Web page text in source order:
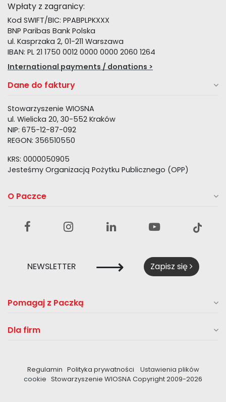
Wpłaty z zagranicy:
Kod SWIFT/BIC: PPABPLPKXXX
BNP Paribas Bank Polska
ul. Kasprzaka 2, 01-211 Warszawa
IBAN: PL 21 1750 0012 0000 0000 2060 1264
International payments / donations >
Dane do faktury
Stowarzyszenie WIOSNA
ul. Wielicka 20, 30-552 Kraków
NIP: 675-12-87-092
REGON: 356510550
KRS: 0000050905
Jesteśmy Organizacją Pożytku Publicznego (OPP)
O Paczce
NEWSLETTER ⟶ Zapisz się
Pomagaj z Paczką
Dla firm
Regulamin Polityka prywatności
Ustawienia plików
cookie Stowarzyszenie WIOSNA Copyright 2009-2026